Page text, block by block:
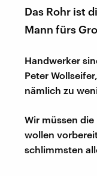
Das Rohr ist
Mann fürs
Handwerker
Peter
nämlich zu
Wir müssen
wollen
schlimmsten